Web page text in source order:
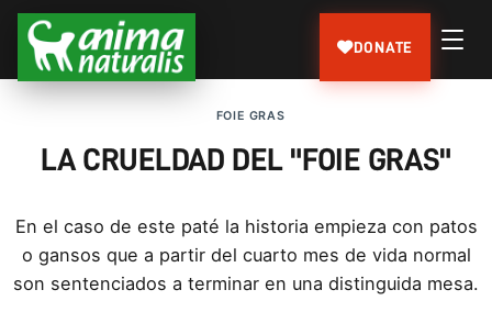
DONATE
FOIE GRAS
LA CRUELDAD DEL "FOIE GRAS"
En el caso de este paté la historia empieza con patos
o gansos que a partir del cuarto mes de vida normal
son sentenciados a terminar en una distinguida mesa.